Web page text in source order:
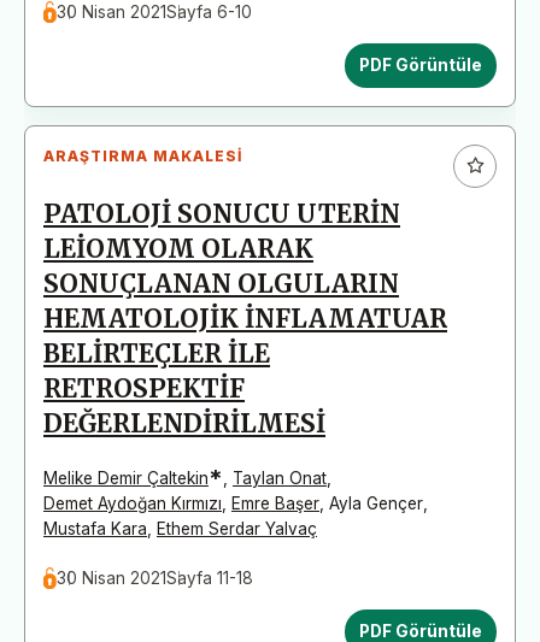
30 Nisan 2021Sayfa 6-10
PDF Görüntüle
ARAŞTIRMA MAKALESI
PATOLOJİ SONUCU UTERİN
LEİOMYOM OLARAK
SONUÇLANAN OLGULARIN
HEMATOLOJİK İNFLAMATUAR
BELİRTEÇLER İLE
RETROSPEKTİF
DEĞERLENDİRİLMESİ
Melike Demir Çaltekin* Taylan Onat
Demet Aydoğan Kırmızı
Emre Başer Ayla Gençer
Mustafa Kara
Ethem Serdar Yalvaç
30 Nisan 2021Sayfa 11-18
PDF Görüntüle